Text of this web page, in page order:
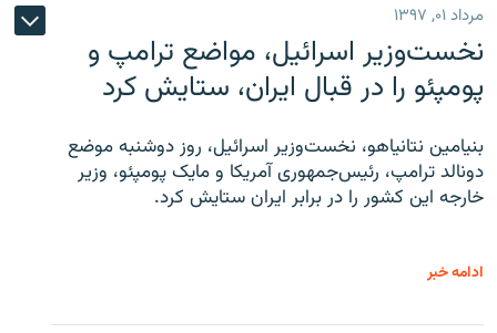
مرداد ۰۱, ۱۳۹۷
نخست‌وزیر اسرائیل، مواضع ترامپ و
پومپئو را در قبال ایران، ستایش کرد
بنیامین نتانیاهو، نخست‌وزیر اسرائیل، روز دوشنبه موضع
دونالد ترامپ، رئیس‌جمهوری آمریکا و مایک پومپئو، وزیر
خارجه این کشور را در برابر ایران ستایش کرد.
ادامه خبر